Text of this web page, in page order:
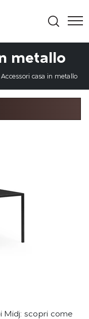
metallo
Accessori casa in metallo
Midj: scopri come